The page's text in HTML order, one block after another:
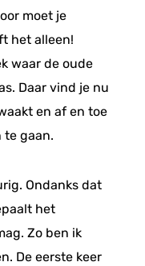
moet je
het alleen!
waar de oude
Daar vind je nu
en af en toe
te gaan.
Ondanks dat
het
Zo ben ik
De eerste keer